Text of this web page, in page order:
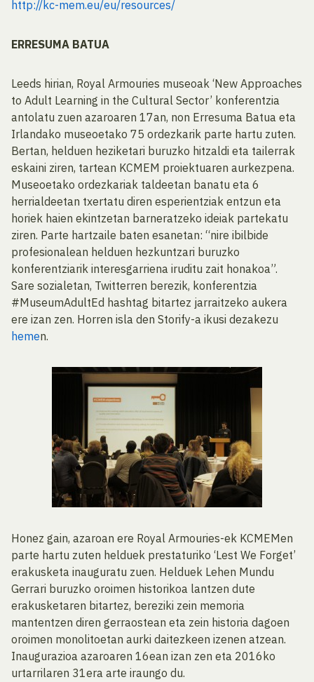
http://kc-mem.eu/eu/resources/
ERRESUMA BATUA
Leeds hirian, Royal Armouries museoak ‘New Approaches
to Adult Learning in the Cultural Sector’ konferentzia
antolatu zuen azaroaren 17an, non Erresuma Batua eta
Irlandako museoetako 75 ordezkarik parte hartu zuten.
Bertan, helduen heziketari buruzko hitzaldi eta tailerrak
eskaini ziren, tartean KCMEM proiektuaren aurkezpena.
Museoetako ordezkariak taldeetan banatu eta 6
herrialdeetan txertatu diren esperientziak entzun eta
horiek haien ekintzetan barneratzeko ideiak partekatu
ziren. Parte hartzaile baten esanetan: “nire ibilbide
profesionalean helduen hezkuntzari buruzko
konferentziarik interesgarriena iruditu zait honakoa”.
Sare sozialetan, Twitterren berezik, konferentzia
#MuseumAdultEd hashtag bitartez jarraitzeko aukera
ere izan zen. Horren isla den Storify-a ikusi dezakezu
hemen.
Honez gain, azaroan ere Royal Armouries-ek KCMEMen
parte hartu zuten helduek prestaturiko ‘Lest We Forget’
erakusketa inauguratu zuen. Helduek Lehen Mundu
Gerrari buruzko oroimen historikoa lantzen dute
erakusketaren bitartez, bereziki zein memoria
mantentzen diren gerraostean eta zein historia dagoen
oroimen monolitoetan aurki daitezkeen izenen atzean.
Inaugurazioa azaroaren 16ean izan zen eta 2016ko
urtarrilaren 31era arte iraungo du.